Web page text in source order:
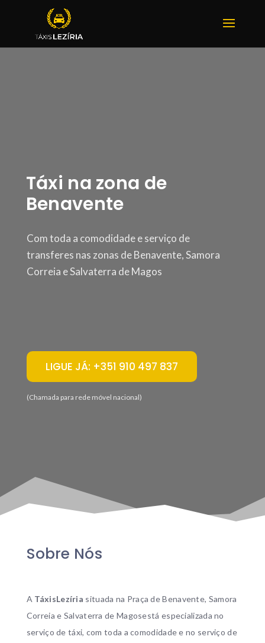
Táxi na zona de
Benavente
Com toda a comodidade e serviço de
transferes nas zonas de Benavente,Samora
Correia e Salvaterra de Magos
LIGUE JÁ: +351 910 497 837
(Chamada para rede móvel nacional)
Sobre Nós
A TáxisLezíria situada na Praça de Benavente, Samora
Correia e Salvaterra de Magosestá especializada no
serviço de táxi, com toda a comodidade e no serviço de